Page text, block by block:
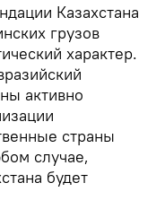
Казахстана
грузов
характер.
активно
страны
случае,
будет